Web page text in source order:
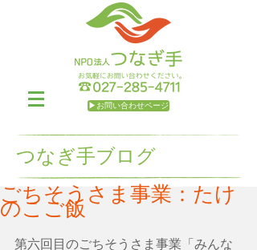
▶お問い合わせページ
つなぎ手ブログ
ごちそうさま事業：たけ
のこご飯
第六回目のごちそうさま事業「みんな